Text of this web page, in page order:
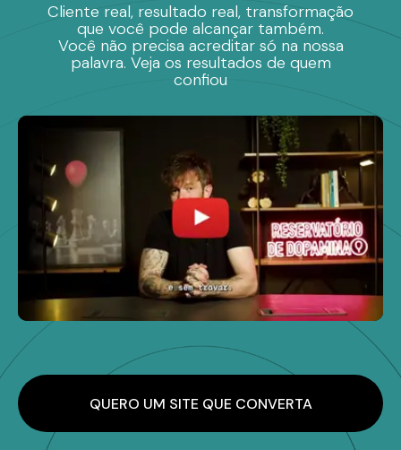
Cliente real, resultado real, transformação
que você pode alcançar também.
Você não precisa acreditar só na nossa
palavra. Veja os resultados de quem
confiou
QUERO UM SITE QUE CONVERTA